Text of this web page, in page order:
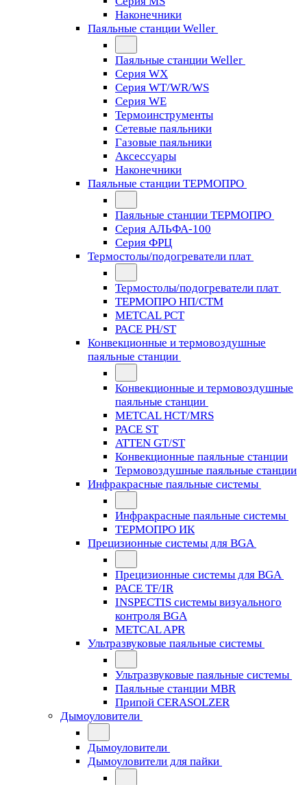
Наконечники
Паяльные станции Weller
Паяльные станции Weller
Серия WX
Серия WT/WR/WS
Серия WE
Термоинструменты
Сетевые паяльники
Газовые паяльники
Аксессуары
Наконечники
Паяльные станции ТЕРМОПРО
Паяльные станции ТЕРМОПРО
Серия АЛЬФА-100
Серия ФРЦ
Термостолы/подогреватели плат
Термостолы/подогреватели плат
ТЕРМОПРО НП/СТМ
METCAL PCT
PACE PH/ST
Конвекционные и термовоздушные
паяльные станции
Конвекционные и термовоздушные
паяльные станции
METCAL HCT/MRS
PACE ST
ATTEN GT/ST
Конвекционные паяльные станции
Термовоздушные паяльные станции
Инфракрасные паяльные системы
Инфракрасные паяльные системы
ТЕРМОПРО ИК
Прецизионные системы для BGA
Прецизионные системы для BGA
PACE TF/IR
INSPECTIS системы визуального
контроля BGA
METCAL APR
Ультразвуковые паяльные системы
Ультразвуковые паяльные системы
Паяльные станции MBR
Припой CERASOLZER
Дымоуловители
Дымоуловители
Дымоуловители для пайки